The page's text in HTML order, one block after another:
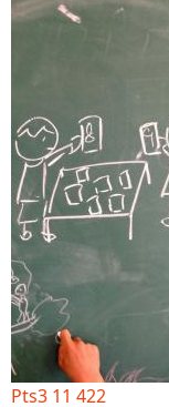
Pts3 11 422